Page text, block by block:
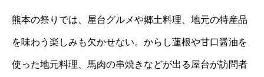
熊本の祭りでは、屋台グルメや郷土料理、地元の特産品
を味わう楽しみも欠かせない。からし蓮根や甘口醤油を
使った地元料理、馬肉の串焼きなどが出る屋台が訪問者